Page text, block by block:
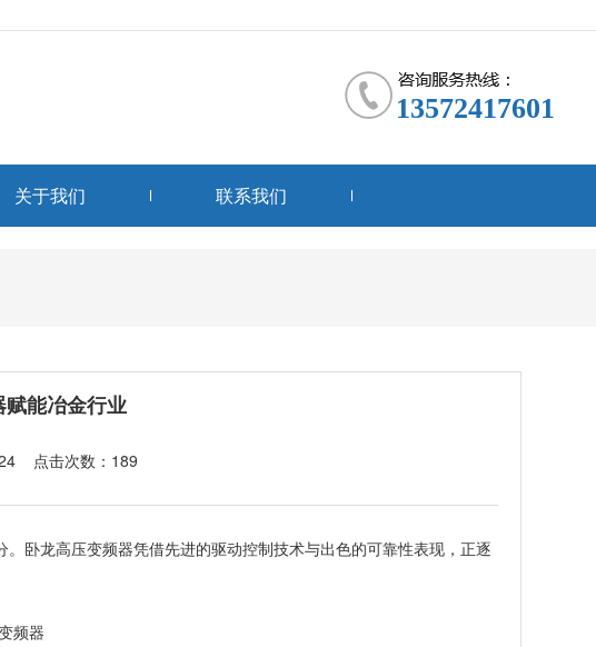
13572417601
关于我们 联系我们
能冶金行业
点击次数：189
卧龙高压变频器凭借先进的驱动控制技术与出色的可靠性表现，正逐